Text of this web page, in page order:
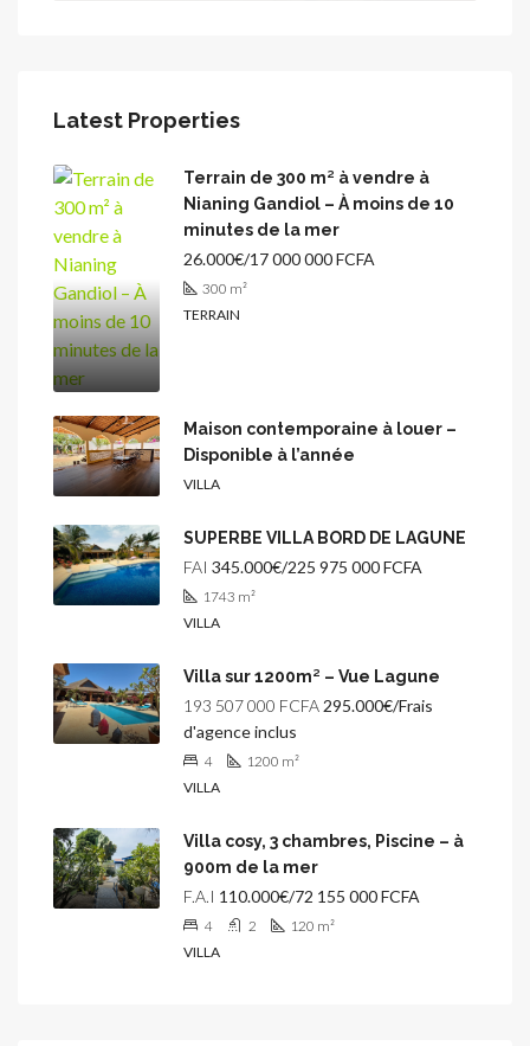
Latest Properties
Terrain de 300 m² à vendre à
Nianing Gandiol – À moins de 10
minutes de la mer
26.000€/17 000 000 FCFA
300 m²
TERRAIN
Maison contemporaine à louer –
Disponible à l’année
VILLA
SUPERBE VILLA BORD DE LAGUNE
FAI 345.000€/225 975 000 FCFA
1743 m²
VILLA
Villa sur 1200m² – Vue Lagune
193 507 000 FCFA 295.000€/Frais
d'agence inclus
4 1200 m²
VILLA
Villa cosy, 3 chambres, Piscine – à
900m de la mer
F.A.I 110.000€/72 155 000 FCFA
4 2 120 m²
VILLA